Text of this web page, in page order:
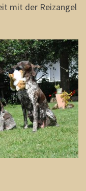
mit der Reizangel